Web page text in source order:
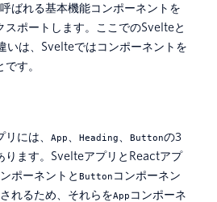
ばれる基本機能コンポーネントを
スポートします。ここでのSvelteと
いは、Svelteではコンポーネントを
す。
には、 App Heading Buttonの3
ります。SvelteアプリとReactアプ
ポーネントと Button コンポーネン
れるため、それらをApp コンポーネ